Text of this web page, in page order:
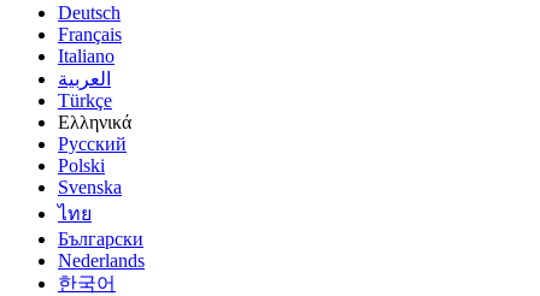
Deutsch
Français
Italiano
العربية
Türkçe
Ελληνικά
Русский
Polski
Svenska
ไทย
Български
Nederlands
한국어